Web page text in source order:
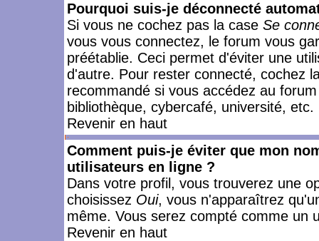
Pourquoi suis-je déconnecté
Si vous ne cochez pas la case Se
vous vous connectez, le forum vous
préétablie. Ceci permet d'éviter une
d'autre. Pour rester connecté, cochez
recommandé si vous accédez au
bibliothèque, cybercafé, université, etc.
Revenir en haut
Comment puis-je éviter que mon
utilisateurs en ligne ?
Dans votre profil, vous trouverez une
choisissez Oui, vous n'apparaîtrez
même. Vous serez compté comme un
Revenir en haut